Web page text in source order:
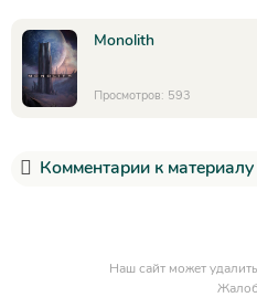
Monolith
Просмотров: 593
Комментарии к
Наш сайт может